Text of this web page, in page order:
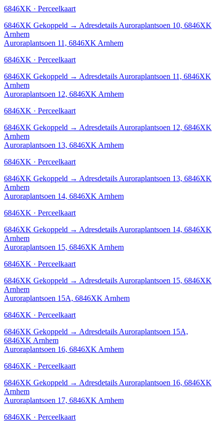
6846XK · Perceelkaart
6846XK Gekoppeld → Adresdetails Auroraplantsoen 10, 6846XK
Arnhem
Auroraplantsoen 11, 6846XK Arnhem
6846XK · Perceelkaart
6846XK Gekoppeld → Adresdetails Auroraplantsoen 11, 6846XK
Arnhem
Auroraplantsoen 12, 6846XK Arnhem
6846XK · Perceelkaart
6846XK Gekoppeld → Adresdetails Auroraplantsoen 12, 6846XK
Arnhem
Auroraplantsoen 13, 6846XK Arnhem
6846XK · Perceelkaart
6846XK Gekoppeld → Adresdetails Auroraplantsoen 13, 6846XK
Arnhem
Auroraplantsoen 14, 6846XK Arnhem
6846XK · Perceelkaart
6846XK Gekoppeld → Adresdetails Auroraplantsoen 14, 6846XK
Arnhem
Auroraplantsoen 15, 6846XK Arnhem
6846XK · Perceelkaart
6846XK Gekoppeld → Adresdetails Auroraplantsoen 15, 6846XK
Arnhem
Auroraplantsoen 15A, 6846XK Arnhem
6846XK · Perceelkaart
6846XK Gekoppeld → Adresdetails Auroraplantsoen 15A,
6846XK Arnhem
Auroraplantsoen 16, 6846XK Arnhem
6846XK · Perceelkaart
6846XK Gekoppeld → Adresdetails Auroraplantsoen 16, 6846XK
Arnhem
Auroraplantsoen 17, 6846XK Arnhem
6846XK · Perceelkaart